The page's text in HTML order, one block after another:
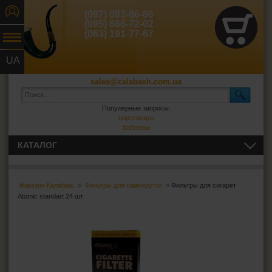
UA
(097) 083-86-66
(095) 666-72-02
(063) 191-77-67
sales@calabash.com.ua
Популярные запросы:
портсигары
баблеры
Магазин Калабаш > Фильтры для самокруток > Фильтры для сигарет
Atomic standart 24 шт
КАТАЛОГ
СИГАРЫ, СИГАРИЛЛЫ И ВСЁ ДЛЯ НИХ
Фильтры для самокруток